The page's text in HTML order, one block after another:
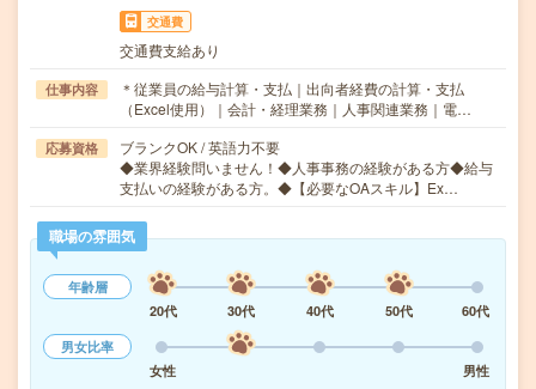
交通費
交通費支給あり
仕事内容
＊従業員の給与計算・支払｜出向者経費の計算・支払
（Excel使用）｜会計・経理業務｜人事関連業務｜電…
応募資格
ブランクOK / 英語力不要
◆業界経験問いません！◆人事事務の経験がある方◆給与
支払いの経験がある方。◆【必要なOAスキル】Ex…
職場の雰囲気
年齢層
20代
30代 40代 50代
60代
男女比率
女性
男性